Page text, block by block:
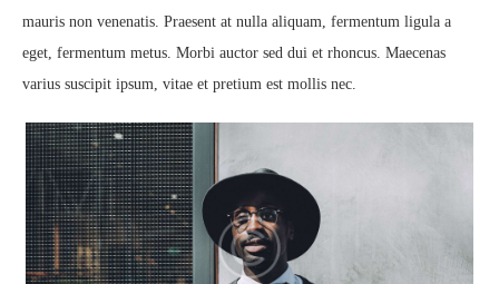
mauris non venenatis. Praesent at nulla aliquam, fermentum ligula a
eget, fermentum metus. Morbi auctor sed dui et rhoncus. Maecenas
varius suscipit ipsum, vitae et pretium est mollis nec.